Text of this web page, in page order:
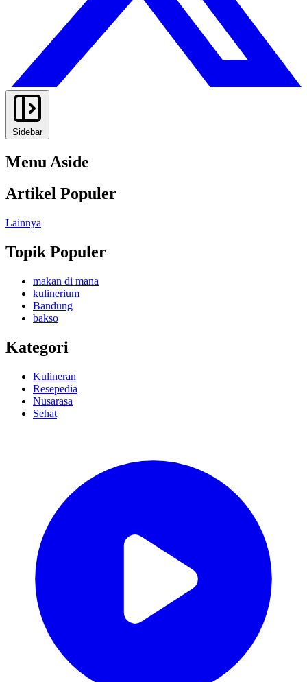
Sidebar
Menu Aside
Artikel Populer
Lainnya
Topik Populer
makan di mana
kulinerium
Bandung
bakso
Kategori
Kulineran
Resepedia
Nusarasa
Sehat